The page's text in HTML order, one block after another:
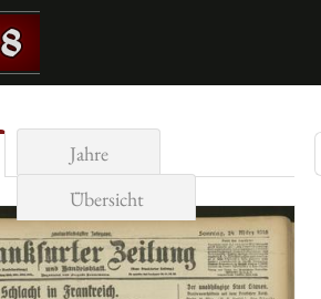
Jahre
Übersicht